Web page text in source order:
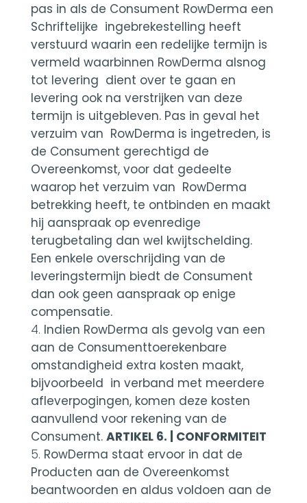
pas in als de Consument RowDerma een
Schriftelijke ingebrekestelling heeft
verstuurd waarin een redelijke termijn is
vermeld waarbinnen RowDerma alsnog
tot levering dient over te gaan en
levering ook na verstrijken van deze
termijn is uitgebleven. Pas in geval het
verzuim van RowDerma is ingetreden, is
de Consument gerechtigd de
Overeenkomst, voor dat gedeelte
waarop het verzuim van RowDerma
betrekking heeft, te ontbinden en maakt
hij aanspraak op evenredige
terugbetaling dan wel kwijtschelding.
Een enkele overschrijding van de
leveringstermijn biedt de Consument
dan ook geen aanspraak op enige
compensatie.
Indien RowDerma als gevolg van een
aan de Consumenttoerekenbare
omstandigheid extra kosten maakt,
bijvoorbeeld in verband met meerdere
afleverpogingen, komen deze kosten
aanvullend voor rekening van de
Consument. ARTIKEL 6. | CONFORMITEIT
RowDerma staat ervoor in dat de
Producten aan de Overeenkomst
beantwoorden en aldus voldoen aan de